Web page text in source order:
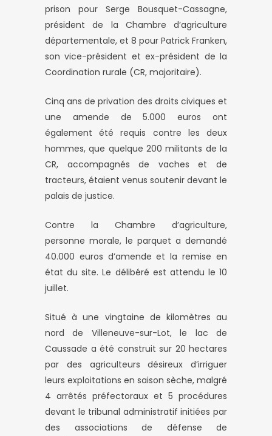
prison pour Serge Bousquet-Cassagne,
président de la Chambre d’agriculture
départementale, et 8 pour Patrick Franken,
son vice-président et ex-président de la
Coordination rurale (CR, majoritaire).
Cinq ans de privation des droits civiques et
une amende de 5.000 euros ont
également été requis contre les deux
hommes, que quelque 200 militants de la
CR, accompagnés de vaches et de
tracteurs, étaient venus soutenir devant le
palais de justice.
Contre la Chambre d’agriculture,
personne morale, le parquet a demandé
40.000 euros d’amende et la remise en
état du site. Le délibéré est attendu le 10
juillet.
Situé à une vingtaine de kilomètres au
nord de Villeneuve-sur-Lot, le lac de
Caussade a été construit sur 20 hectares
par des agriculteurs désireux d’irriguer
leurs exploitations en saison sèche, malgré
4 arrêtés préfectoraux et 5 procédures
devant le tribunal administratif initiées par
des associations de défense de